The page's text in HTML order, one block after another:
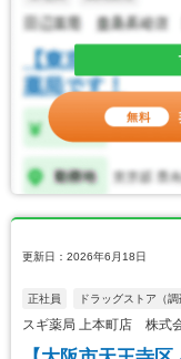
更新日：2026年6月18日
正社員 ドラッグストア（調
スギ薬局 上本町店 株式